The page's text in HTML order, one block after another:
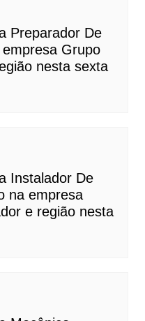
Preparador De
Grupo
nesta sexta
Instalador De
na empresa
e região nesta